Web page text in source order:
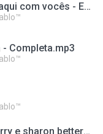
PRONET - Nós estamos aqui com vocês - Erik e Denise Golden.mp3
- Completa.mp3
pronet - rinoceronte - gerry e sharon betterman.mp3